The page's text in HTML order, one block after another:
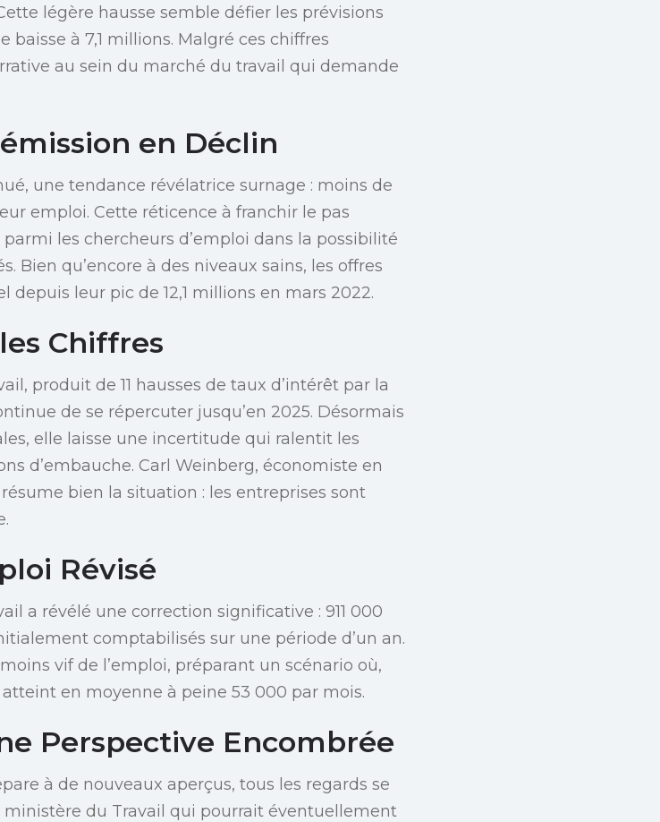
légère hausse semble défier les prévisions
à 7,1 millions. Malgré ces chiffres
au sein du marché du travail qui demande
en Déclin
une tendance révélatrice surnage : moins de
emploi. Cette réticence à franchir le pas
les chercheurs d’emploi dans la possibilité
Bien qu’encore à des niveaux sains, les offres
leur pic de 12,1 millions en mars 2022.
Chiffres
produit de 11 hausses de taux d’intérêt par la
de se répercuter jusqu’en 2025. Désormais
elle laisse une incertitude qui ralentit les
d’embauche. Carl Weinberg, économiste en
bien la situation : les entreprises sont
Révisé
a révélé une correction significative : 911 000
comptabilisés sur une période d’un an.
vif de l’emploi, préparant un scénario où,
en moyenne à peine 53 000 par mois.
Perspective Encombrée
à de nouveaux aperçus, tous les regards se
du Travail qui pourrait éventuellement